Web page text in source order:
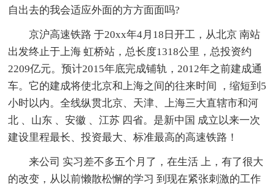
自出去的我会适应外面的方方面面吗?
京沪高速铁路 于20xx年4月18日开工，从北京 南站
出发终止于上海 虹桥站，总长度1318公里，总投资约
2209亿元。预计2015年底完成铺轨，2012年之前建成通
车。它的建成将使北京和上海之间的往来时间 ，缩短到5
小时以内。全线纵贯北京、天津、上海三大直辖市和河
北 、山东 、安徽 、江苏 四省。是新中国 成立以来一次
建设里程最长、投资最大、标准最高的高速铁路！
来公司 实习差不多五个月了，在生活 上，有了很大
的改变，从以前懒散松懈的学习 到现在紧张刺激的工作